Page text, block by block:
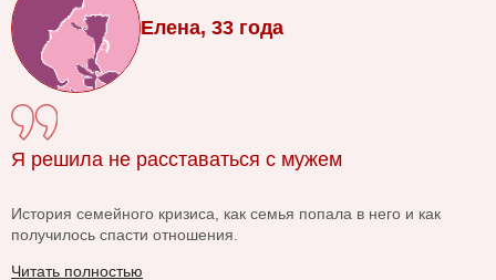
Елена, 33 года
Я решила не расставаться с мужем
История семейного кризиса, как семья попала в него и как
получилось спасти отношения.
Читать полностью